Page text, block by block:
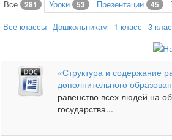
Все 281 Уроки 53 Презентации 45
Все классы Дошкольникам 1 класс 3
«Структура и содержание
дополнительного
равенство всех людей на
государства...